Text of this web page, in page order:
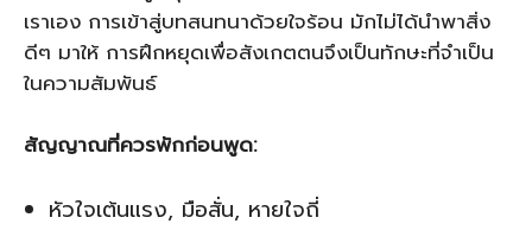
เราเอง การเข้าสู่บทสนทนาด้วยใจร้อน มักไม่ได้นำพาสิ่ง
ดีๆ มาให้ การฝึกหยุดเพื่อสังเกตตนจึงเป็นทักษะที่จำเป็น
ในความสัมพันธ์
สัญญาณที่ควรพักก่อนพูด:
หัวใจเต้นแรง, มือสั่น, หายใจถี่